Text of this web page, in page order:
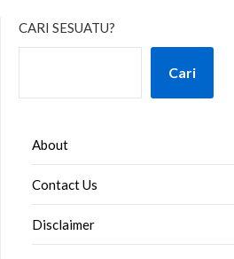
CARI SESUATU?
Cari
About
Contact Us
Disclaimer